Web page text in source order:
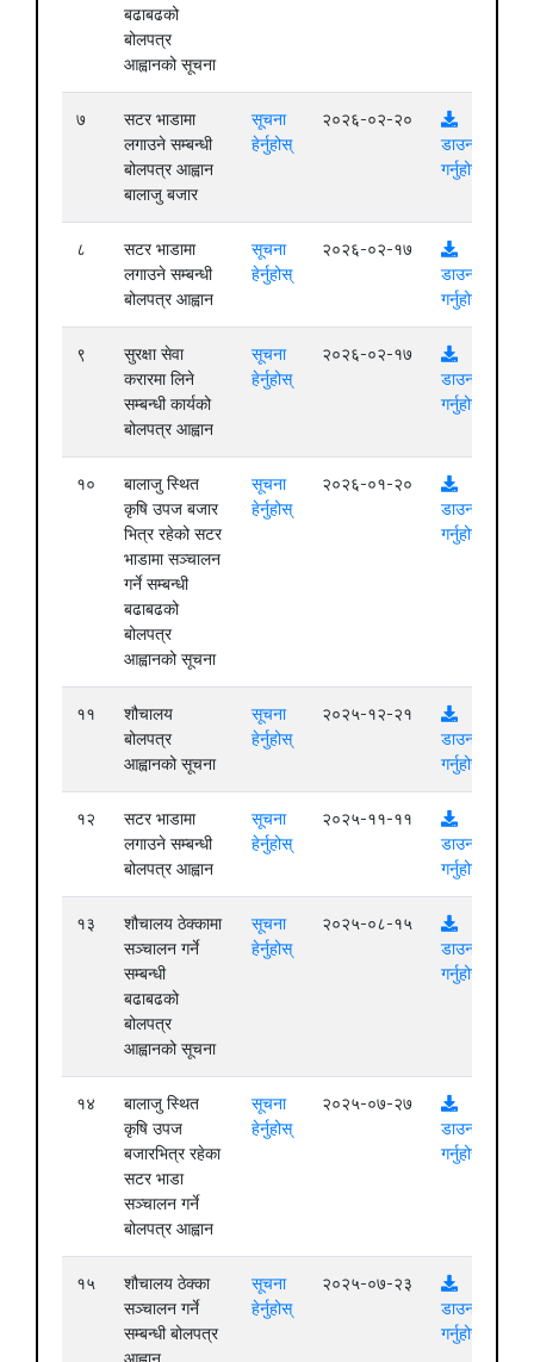
बढाबढको
बोलपत्र
आह्वानको सूचना
७
सटर भाडामा
लगाउने सम्बन्धी
बोलपत्र आह्वान
बालाजु बजार
सूचना
हेर्नुहोस्
२०२६-०२-२०
डाउनलोड
गर्नुहोस्
८
सटर भाडामा
लगाउने सम्बन्धी
बोलपत्र आह्वान
सूचना
हेर्नुहोस्
२०२६-०२-१७
डाउनलोड
गर्नुहोस्
९
सुरक्षा सेवा
करारमा लिने
सम्बन्धी कार्यको
बोलपत्र आह्वान
सूचना
हेर्नुहोस्
२०२६-०२-१७
डाउनलोड
गर्नुहोस्
१०
बालाजु स्थित
कृषि उपज बजार
भित्र रहेको सटर
भाडामा सञ्चालन
गर्ने सम्बन्धी
बढाबढको
बोलपत्र
आह्वानको सूचना
सूचना
हेर्नुहोस्
२०२६-०१-२०
डाउनलोड
गर्नुहोस्
११
शौचालय
बोलपत्र
आह्वानको सूचना
सूचना
हेर्नुहोस्
२०२५-१२-२१
डाउनलोड
गर्नुहोस्
१२
सटर भाडामा
लगाउने सम्बन्धी
बोलपत्र आह्वान
सूचना
हेर्नुहोस्
२०२५-११-११
डाउनलोड
गर्नुहोस्
१३
शौचालय ठेक्कामा
सञ्चालन गर्ने
सम्बन्धी
बढाबढको
बोलपत्र
आह्वानको सूचना
सूचना
हेर्नुहोस्
२०२५-०८-१५
डाउनलोड
गर्नुहोस्
१४
बालाजु स्थित
कृषि उपज
बजारभित्र रहेका
सटर भाडा
सञ्चालन गर्ने
बोलपत्र आह्वान
सूचना
हेर्नुहोस्
२०२५-०७-२७
डाउनलोड
गर्नुहोस्
१५
शौचालय ठेक्का
सञ्चालन गर्ने
सम्बन्धी बोलपत्र
आह्वान
सूचना
हेर्नुहोस्
२०२५-०७-२३
डाउनलोड
गर्नुहोस्